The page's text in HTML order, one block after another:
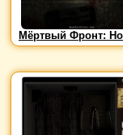
Мёртвый Фронт: